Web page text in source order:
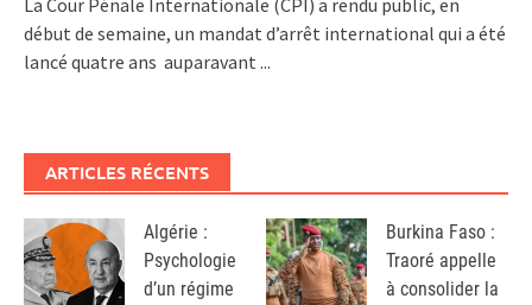
La Cour Pénale Internationale (CPI) a rendu public, en
début de semaine, un mandat d’arrêt international qui a été
lancé quatre ans auparavant ...
ARTICLES RÉCENTS
Algérie :
Psychologie
d’un régime
Burkina Faso :
Traoré appelle
à consolider la